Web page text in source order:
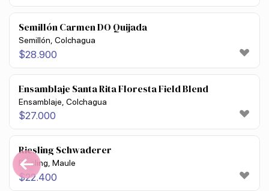
Semillón Carmen DO Quijada
Semillón, Colchagua
$28.900
Ensamblaje Santa Rita Floresta Field Blend
Ensamblaje, Colchagua
$27.000
Riesling Schwaderer
Riesling, Maule
$22.400